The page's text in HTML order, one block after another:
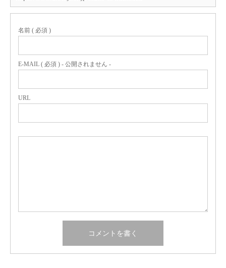
名前 ( 必須 )
E-MAIL ( 必須 ) - 公開されません -
URL